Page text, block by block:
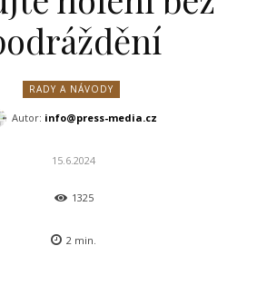
RADY A NÁVODY
Autor: info@press-media.cz
15.6.2024
1325
2 min.